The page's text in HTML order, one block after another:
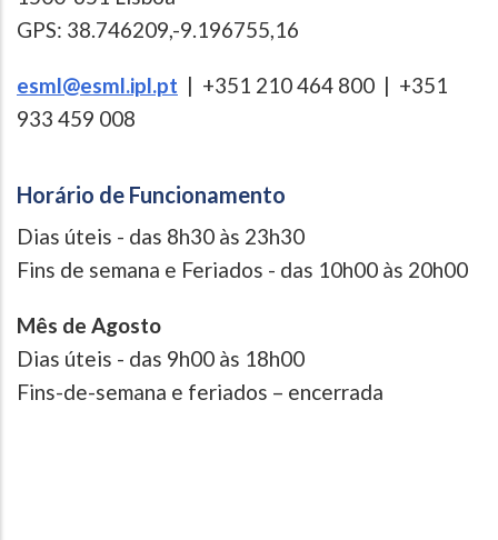
GPS: 38.746209,-9.196755,16
esml@esml.ipl.pt | +351 210 464 800 | +351
933 459 008
Horário de Funcionamento
Dias úteis - das 8h30 às 23h30
Fins de semana e Feriados - das 10h00 às 20h00
Mês de Agosto
Dias úteis - das 9h00 às 18h00
Fins-de-semana e feriados – encerrada